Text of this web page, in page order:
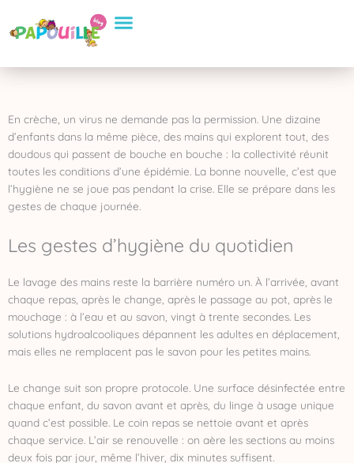
contenu
En crèche, un virus ne demande pas la permission. Une dizaine
d’enfants dans la même pièce, des mains qui explorent tout, des
doudous qui passent de bouche en bouche : la collectivité réunit
toutes les conditions d’une épidémie. La bonne nouvelle, c’est que
l’hygiène ne se joue pas pendant la crise. Elle se prépare dans les
gestes de chaque journée.
Les gestes d’hygiène du quotidien
Le lavage des mains reste la barrière numéro un. À l’arrivée, avant
chaque repas, après le change, après le passage au pot, après le
mouchage : à l’eau et au savon, vingt à trente secondes. Les
solutions hydroalcooliques dépannent les adultes en déplacement,
mais elles ne remplacent pas le savon pour les petites mains.
Le change suit son propre protocole. Une surface désinfectée entre
chaque enfant, du savon avant et après, du linge à usage unique
quand c’est possible. Le coin repas se nettoie avant et après
chaque service. L’air se renouvelle : on aère les sections au moins
deux fois par jour, même l’hiver, dix minutes suffisent.